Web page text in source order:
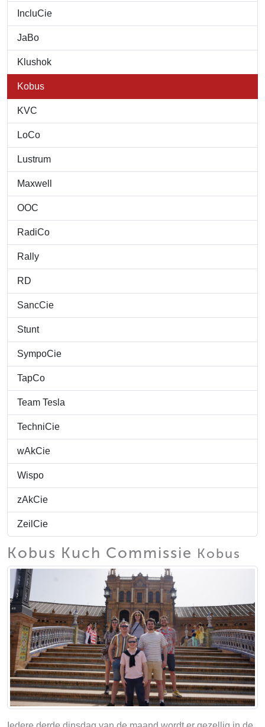
IncluCie
JaBo
Klushok
Kobus
KVC
LoCo
Lustrum
Maxwell
OOC
RadiCo
Rally
RD
SancCie
Stunt
SympoCie
TapCo
Team Tesla
TechniCie
wAkCie
Wispo
zAkCie
ZeilCie
Kobus Kuch Commissie Kobus